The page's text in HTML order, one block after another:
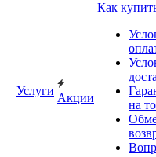
Услуги
Акции
Как
на